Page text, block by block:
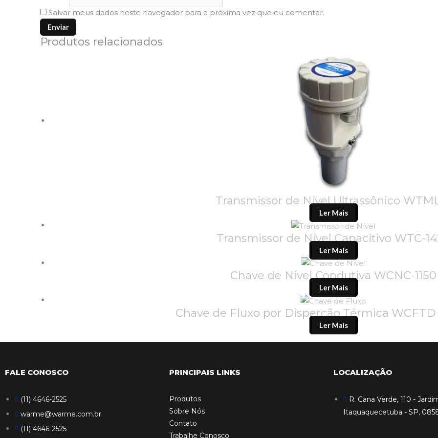
Salvar meus dados neste navegador para a próxima vez que eu comentar.
Produtos relacionados
Transmissor de Nível Ultrassônico
Ler Mais
Transmissor de Nível Capacitivo WTC-
Ler Mais
Chave de Nível Condutiva WCNC-1150
Ler Mais
Chave de Fluxo por Disperção Térmica
Ler Mais
FALE CONOSCO
(11) 4646-2525
warme@warme.com.br
(11) 4646-2525
PRINCIPAIS LINKS
Produtos
Sobre Nós
Contato
Trabalhe Conosco
LOCALIZAÇÃO
R. Cana Verde, 110 -
Itaquaquecetuba - SP,